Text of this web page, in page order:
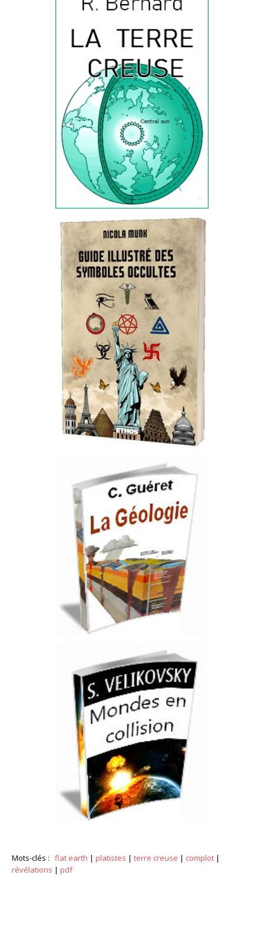
Mots-clés : flat earth | platistes | terre creuse | complot |
révélations | pdf